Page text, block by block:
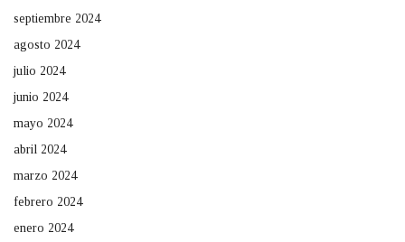
septiembre 2024
agosto 2024
julio 2024
junio 2024
mayo 2024
abril 2024
marzo 2024
febrero 2024
enero 2024